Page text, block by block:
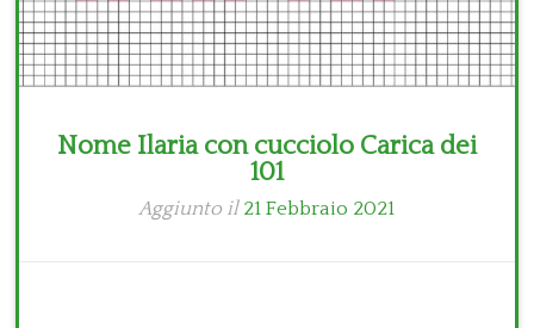
Nome Ilaria con cucciolo Carica dei
101
Aggiunto il 21 Febbraio 2021